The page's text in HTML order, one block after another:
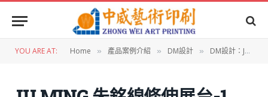
YOU ARE AT: Home » 產品案例介紹 » DM設計 » DM設計：JU MING朱銘美術館線條伸展台文宣